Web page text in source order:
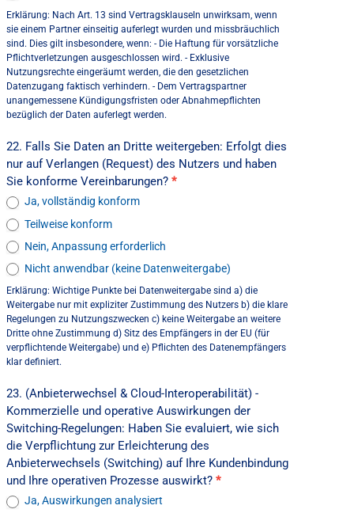
Erklärung: Nach Art. 13 sind Vertragsklauseln unwirksam, wenn
sie einem Partner einseitig auferlegt wurden und missbräuchlich
sind. Dies gilt insbesondere, wenn: - Die Haftung für vorsätzliche
Pflichtverletzungen ausgeschlossen wird. - Exklusive
Nutzungsrechte eingeräumt werden, die den gesetzlichen
Datenzugang faktisch verhindern. - Dem Vertragspartner
unangemessene Kündigungsfristen oder Abnahmepflichten
bezüglich der Daten auferlegt werden.
22. Falls Sie Daten an Dritte weitergeben: Erfolgt dies
nur auf Verlangen (Request) des Nutzers und haben
Sie konforme Vereinbarungen? *
Ja, vollständig konform
Teilweise konform
Nein, Anpassung erforderlich
Nicht anwendbar (keine Datenweitergabe)
Erklärung: Wichtige Punkte bei Datenweitergabe sind a) die
Weitergabe nur mit expliziter Zustimmung des Nutzers b) die klare
Regelungen zu Nutzungszwecken c) keine Weitergabe an weitere
Dritte ohne Zustimmung d) Sitz des Empfängers in der EU (für
verpflichtende Weitergabe) und e) Pflichten des Datenempfängers
klar definiert.
23. (Anbieterwechsel & Cloud-Interoperabilität) -
Kommerzielle und operative Auswirkungen der
Switching-Regelungen: Haben Sie evaluiert, wie sich
die Verpflichtung zur Erleichterung des
Anbieterwechsels (Switching) auf Ihre Kundenbindung
und Ihre operativen Prozesse auswirkt? *
Ja, Auswirkungen analysiert